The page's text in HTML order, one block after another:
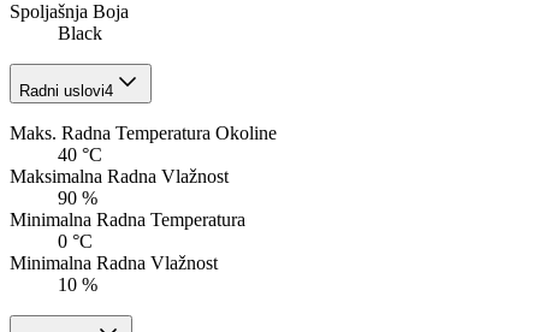
Spoljašnja Boja
Black
Radni uslovi4
Maks. Radna Temperatura Okoline
40 °C
Maksimalna Radna Vlažnost
90 %
Minimalna Radna Temperatura
0 °C
Minimalna Radna Vlažnost
10 %